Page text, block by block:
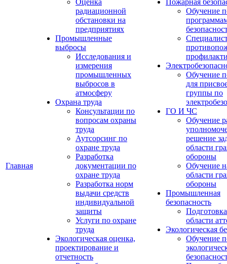
Главная
Оценка
радиационной
обстановки на
предприятиях
Промышленные
выбросы
Исследования и
измерения
промышленных
выбросов в
атмосферу
Охрана труда
Консультации по
вопросам охраны
труда
Аутсорсинг по
охране труда
Разработка
документации по
охране труда
Разработка норм
выдачи средств
индивидуальной
защиты
Услуги по охране
труда
Экологическая оценка,
проектирование и
отчетность
Пожарная
Обучение
Обучение
для
группы по
ГО И ЧС
Обучение
решение
области
обороны
Обучение
области
обороны
Промышленная
безопасность
области
Экологическая
Обучение